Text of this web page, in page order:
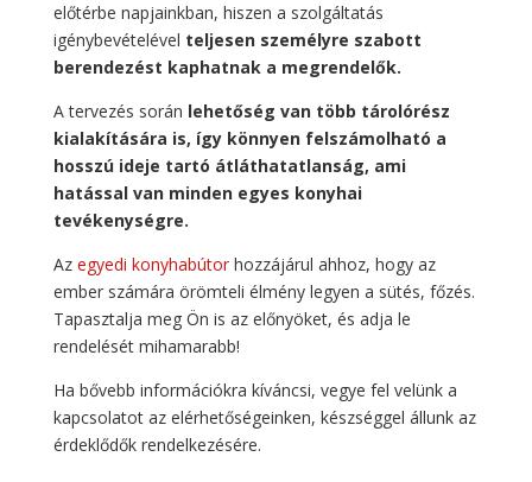
előtérbe napjainkban, hiszen a szolgáltatás
igénybevételével teljesen személyre szabott
berendezést kaphatnak a megrendelők.
A tervezés során lehetőség van több tárolórész
kialakítására is, így könnyen felszámolható a
hosszú ideje tartó átláthatatlanság, ami
hatással van minden egyes konyhai
tevékenységre.
Az egyedi konyhabútorhozzájárul ahhoz, hogy az
ember számára örömteli élmény legyen a sütés, főzés.
Tapasztalja meg Ön is az előnyöket, és adja le
rendelését mihamarabb!
Ha bővebb információkra kíváncsi, vegye fel velünk a
kapcsolatot az elérhetőségeinken, készséggel állunk az
érdeklődők rendelkezésére.